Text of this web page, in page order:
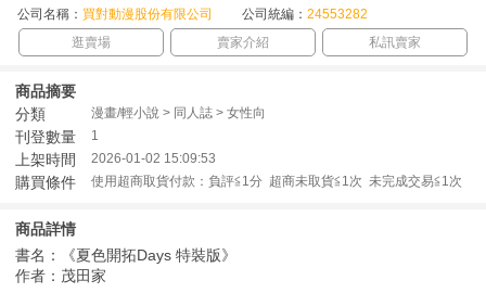
公司名稱： 買對動漫股份有限公司 公司統編： 24553282
逛賣場
賣家介紹 私訊賣家
商品摘要
分類
漫畫/輕小說 > 同人誌 > 女性向
刊登數量 1
上架時間 2026-01-02 15:09:53
購買條件 使用超商取貨付款：負評≦1分 超商未取貨≦1次 未完成交易≦1次
商品詳情
書名：《夏色開拓Days 特裝版》
作者：茂田家